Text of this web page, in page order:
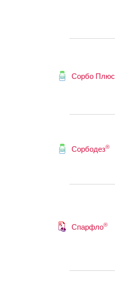
Сорбо Плюс
Сорбодез®
Спарфло®